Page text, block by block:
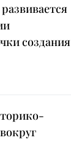
создания